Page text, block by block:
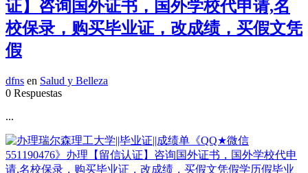
证】咨询国外证书，国外学校代申请,名
校保录，购买毕业证，改成绩，买假文凭
假
dfns en Salud y Belleza
0 Respuestas
...